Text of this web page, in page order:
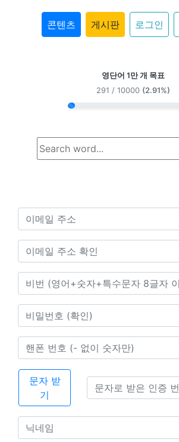
콘텐츠 게시판 로그인
영단어 1만 개 목표
291 / 10000 (2.91%)
문자 받
기